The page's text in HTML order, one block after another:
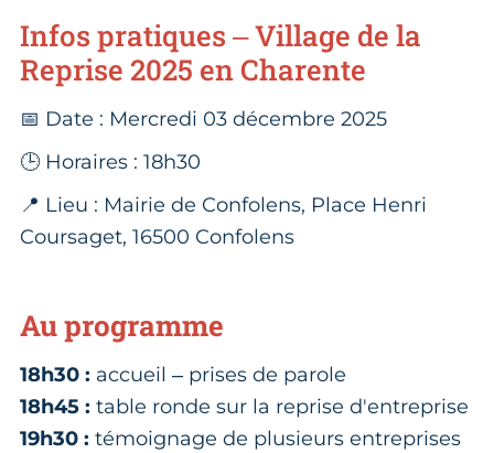
Infos pratiques – Village de la
Reprise 2025 en Charente
📅 Date : Mercredi 03 décembre 2025
🕒 Horaires : 18h30
📍 Lieu : Mairie de Confolens, Place Henri
Coursaget, 16500 Confolens
Au programme
18h30 : accueil – prises de parole
18h45 : table ronde sur la reprise d'entreprise
19h30 : témoignage de plusieurs entreprises